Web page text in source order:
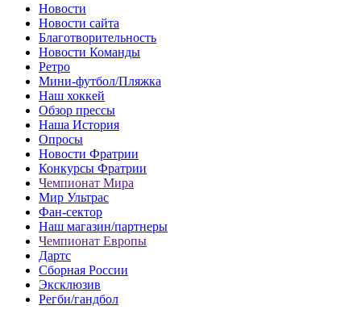
Новости
Новости сайта
Благотворительность
Новости Команды
Ретро
Мини-футбол/Пляжка
Наш хоккей
Обзор прессы
Наша История
Опросы
Новости Фратрии
Конкурсы Фратрии
Чемпионат Мира
Мир Ультрас
Фан-cектор
Наш магазин/партнеры
Чемпионат Европы
Дартс
Сборная России
Эксклюзив
Регби/гандбол